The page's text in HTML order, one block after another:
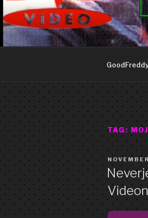
to
content
Art punk
TAG:
POSTED
ON